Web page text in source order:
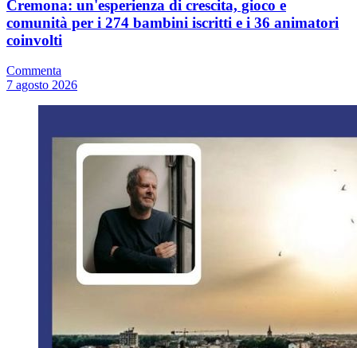
Cremona: un'esperienza di crescita, gioco e
comunità per i 274 bambini iscritti e i 36 animatori
coinvolti
Commenta
7 agosto 2026